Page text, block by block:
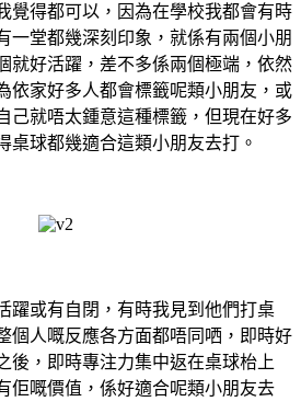
覺得都可以，因為在學校我都會有時
一堂都幾深刻印象，就係有兩個小朋
就好活躍，差不多係兩個極端，依然
依家好多人都會標籤呢類小朋友，或
己就唔太鍾意這種標籤，但現在好多
桌球都幾適合這類小朋友去打。
躍或有自閉，有時我見到他們打桌
個人嘅反應各方面都唔同哂，即時好
後，即時專注力集中返在桌球枱上
佢嘅價值，係好適合呢類小朋友去